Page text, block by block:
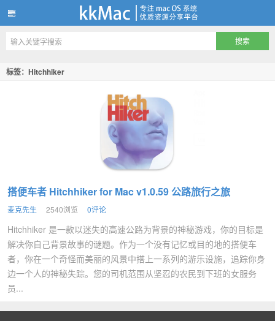
kkMac
标签：Hitchhiker
搭便车者 Hitchhiker for Mac v1.0.59 公路旅行之旅
麦克先生 2540浏览 0评论
Hitchhiker 是一款以迷失的高速公路为背景的神秘游戏，你的目标是
解决你自己背景故事的谜题。作为一个没有记忆或目的地的搭便车
者，你在一个奇怪而美丽的风景中搭上一系列的游乐设施，追踪你身
边一个人的神秘失踪。您的司机范围从坚忍的农民到下班的女服务
员...